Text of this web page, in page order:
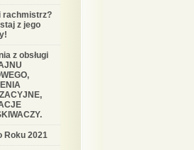
rachmistrz?
z jego
z obsługi
Roku 2021